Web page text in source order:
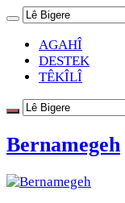
AGAHÎ
DESTEK
TÊKÎLÎ
Bernamegeh